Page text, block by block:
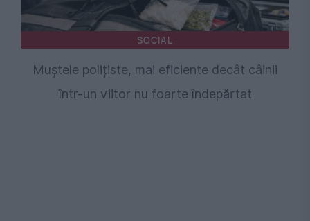
SOCIAL
Muștele polițiste, mai eficiente decât câinii
într-un viitor nu foarte îndepărtat